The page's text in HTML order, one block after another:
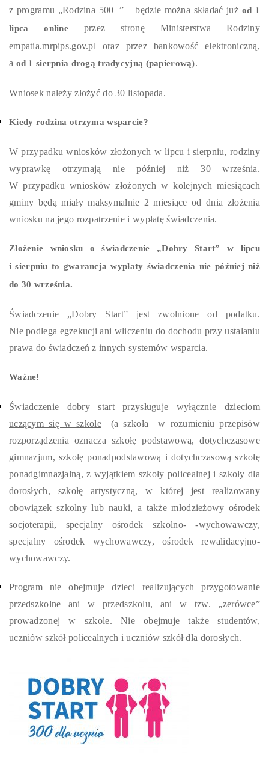
z programu „Rodzina 500+” – będzie można składać już od 1
lipca online przez stronę Ministerstwa Rodziny
empatia.mrpips.gov.pl oraz przez bankowość elektroniczną,
a od 1 sierpnia drogą tradycyjną (papierową).
Wniosek należy złożyć do 30 listopada.
Kiedy rodzina otrzyma wsparcie?
W przypadku wniosków złożonych w lipcu i sierpniu, rodziny
wyprawkę otrzymają nie później niż 30 września.
W przypadku wniosków złożonych w kolejnych miesiącach
gminy będą miały maksymalnie 2 miesiące od dnia złożenia
wniosku na jego rozpatrzenie i wypłatę świadczenia.
Złożenie wniosku o świadczenie „Dobry Start” w lipcu
i sierpniu to gwarancja wypłaty świadczenia nie później niż
do 30 września.
Świadczenie „Dobry Start” jest zwolnione od podatku.
Nie podlega egzekucji ani wliczeniu do dochodu przy ustalaniu
prawa do świadczeń z innych systemów wsparcia.
Ważne!
Świadczenie dobry start przysługuje wyłącznie dzieciom
uczącym się w szkole(a szkoła w rozumieniu przepisów
rozporządzenia oznacza szkołę podstawową, dotychczasowe
gimnazjum, szkołę ponadpodstawową i dotychczasową szkołę
ponadgimnazjalną, z wyjątkiem szkoły policealnej i szkoły dla
dorosłych, szkołę artystyczną, w której jest realizowany
obowiązek szkolny lub nauki, a także młodzieżowy ośrodek
socjoterapii, specjalny ośrodek szkolno- -wychowawczy,
specjalny ośrodek wychowawczy, ośrodek rewalidacyjno-
wychowawczy.
Program nie obejmuje dzieci realizujących przygotowanie
przedszkolne ani w przedszkolu, ani w tzw. „zerówce”
prowadzonej w szkole. Nie obejmuje także studentów,
uczniów szkół policealnych i uczniów szkół dla dorosłych.